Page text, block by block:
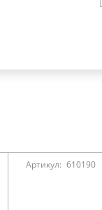
Артикул: 610190